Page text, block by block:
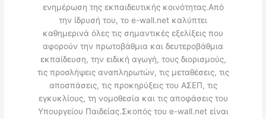
ενημέρωση της εκπαιδευτικής κοινότητας.Από
την ίδρυσή του, το e-wall.net καλύπτει
καθημερινά όλες τις σημαντικές εξελίξεις που
αφορούν την πρωτοβάθμια και δευτεροβάθμια
εκπαίδευση, την ειδική αγωγή, τους διορισμούς,
τις προσλήψεις αναπληρωτών, τις μεταθέσεις, τις
αποσπάσεις, τις προκηρύξεις του ΑΣΕΠ, τις
εγκυκλίους, τη νομοθεσία και τις αποφάσεις του
Υπουργείου Παιδείας.Σκοπός του e-wall.net είναι